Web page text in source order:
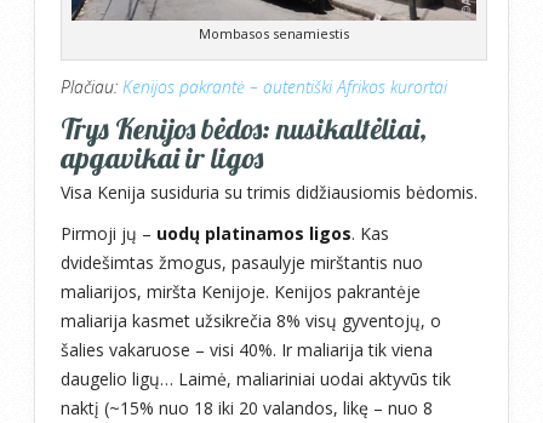
Mombasos senamiestis
Plačiau: Kenijos pakrantė – autentiški Afrikos kurortai
Trys Kenijos bėdos: nusikaltėliai,
apgavikai ir ligos
Visa Kenija susiduria su trimis didžiausiomis bėdomis.
Pirmoji jų – uodų platinamos ligos. Kas
dvidešimtas žmogus, pasaulyje mirštantis nuo
maliarijos, miršta Kenijoje. Kenijos pakrantėje
maliarija kasmet užsikrečia 8% visų gyventojų, o
šalies vakaruose – visi 40%. Ir maliarija tik viena
daugelio ligų… Laimė, maliariniai uodai aktyvūs tik
naktį (~15% nuo 18 iki 20 valandos, likę – nuo 8